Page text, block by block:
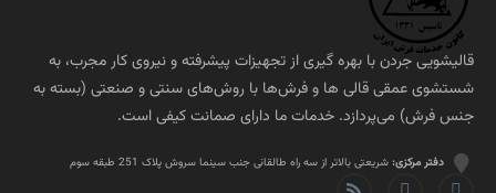
قالیشویی جردن با بهره گیری از تجهیزات پیشرفته و نیروی کار مجرب، به
شستشوی عمقی قالی ها و فرش‌ها با روش‌های سنتی و صنعتی (بسته به
جنس فرش) می‌پردازد. خدمات ما دارای صمانت کیفی است.
دفتر مرکزی: شریعتی بالاتر از سه راه طالقانی جنب سینما سروش پلاک 251 طبقه سوم